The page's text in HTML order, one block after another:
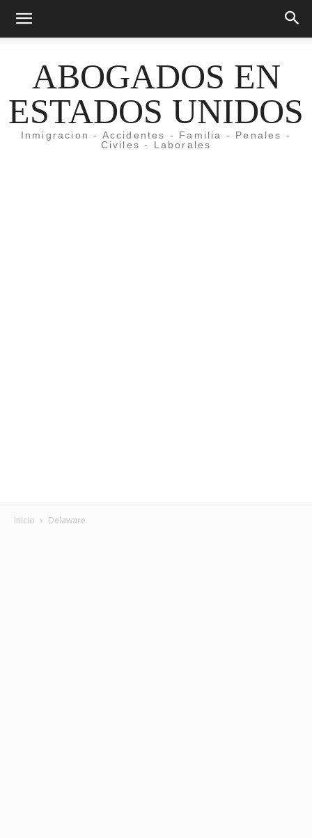
ABOGADOS EN
ESTADOS UNIDOS
Inmigracion - Accidentes - Familia - Penales -
Civiles - Laborales
Inicio Delaware